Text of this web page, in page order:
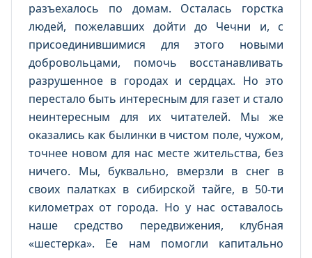
разъехалось по домам. Осталась горстка
людей, пожелавших дойти до Чечни и, с
присоединившимися для этого новыми
добровольцами, помочь восстанавливать
разрушенное в городах и сердцах. Но это
перестало быть интересным для газет и стало
неинтересным для их читателей. Мы же
оказались как былинки в чистом поле, чужом,
точнее новом для нас месте жительства, без
ничего. Мы, буквально, вмерзли в снег в
своих палатках в сибирской тайге, в 50-ти
километрах от города. Но у нас оставалось
наше средство передвижения, клубная
«шестерка». Ее нам помогли капитально